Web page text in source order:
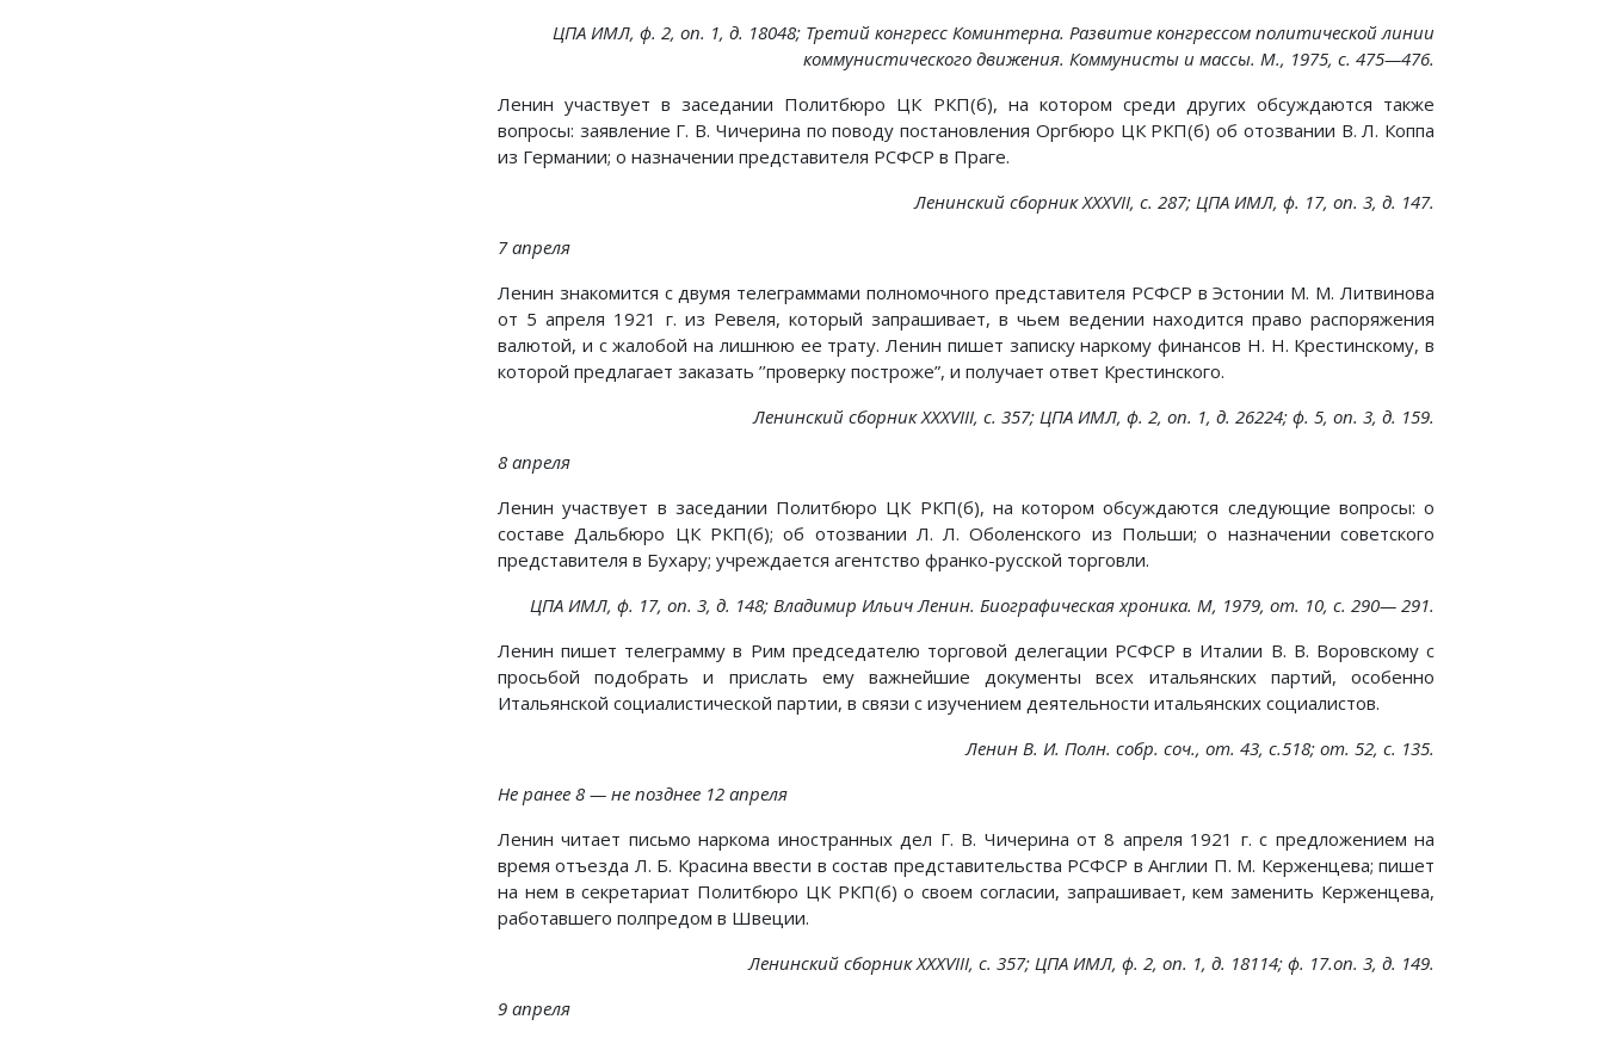
ЦПА ИМЛ, ф. 2, on. 1, д. 18048; Третий конгресс Коминтерна. Развитие конгрессом политической линии
коммунистического движения. Коммунисты и массы. М., 1975, с. 475—476.
Ленин участвует в заседании Политбюро ЦК РКП(б), на котором среди других обсуждаются также
вопросы: заявление Г. В. Чичерина по поводу постановления Оргбюро ЦК РКП(б) об отозвании В. Л. Коппа
из Германии; о назначении представителя РСФСР в Праге.
Ленинский сборник XXXVII, с. 287; ЦПА ИМЛ, ф. 17, on. 3, д. 147.
7 апреля
Ленин знакомится с двумя телеграммами полномочного представителя РСФСР в Эстонии М. М. Литвинова
от 5 апреля 1921 г. из Ревеля, который запрашивает, в чьем ведении находится право распоряжения
валютой, и с жалобой на лишнюю ее трату. Ленин пишет записку наркому финансов Н. Н. Крестинскому, в
которой предлагает заказать ’’проверку построже”, и получает ответ Крестинского.
Ленинский сборник XXXVIII, с. 357; ЦПА ИМЛ, ф. 2, on. 1, д. 26224; ф. 5, on. 3, д. 159.
8 апреля
Ленин участвует в заседании Политбюро ЦК РКП(б), на котором обсуждаются следующие вопросы: о
составе Дальбюро ЦК РКП(б); об отозвании Л. Л. Оболенского из Польши; о назначении советского
представителя в Бухару; учреждается агентство франко-русской торговли.
ЦПА ИМЛ, ф. 17, on. 3, д. 148; Владимир Ильич Ленин. Биографическая хроника. М, 1979, от. 10, с. 290— 291.
Ленин пишет телеграмму в Рим председателю торговой делегации РСФСР в Италии В. В. Воровскому с
просьбой подобрать и прислать ему важнейшие документы всех итальянских партий, особенно
Итальянской социалистической партии, в связи с изучением деятельности итальянских социалистов.
Ленин В. И. Полн. собр. соч., от. 43, с.518; от. 52, с. 135.
Не ранее 8 — не позднее 12 апреля
Ленин читает письмо наркома иностранных дел Г. В. Чичерина от 8 апреля 1921 г. с предложением на
время отъезда Л. Б. Красина ввести в состав представительства РСФСР в Англии П. М. Керженцева; пишет
на нем в секретариат Политбюро ЦК РКП(б) о своем согласии, запрашивает, кем заменить Керженцева,
работавшего полпредом в Швеции.
Ленинский сборник XXXVIII, с. 357; ЦПА ИМЛ, ф. 2, on. 1, д. 18114; ф. 17.on. 3, д. 149.
9 апреля